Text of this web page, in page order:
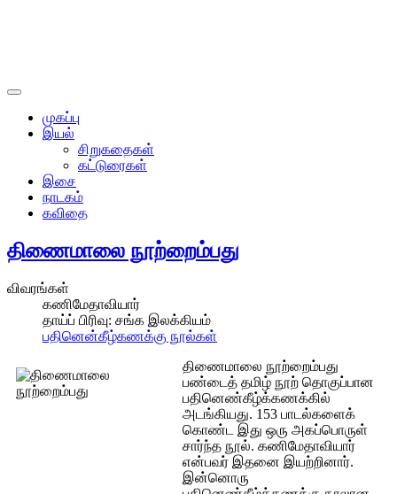
முகப்பு
இயல்
சிறுகதைகள்
கட்டுரைகள்
இசை
நாடகம்
கவிதை
திணைமாலை நூற்றைம்பது
விவரங்கள்
கணிமேதாவியார்
தாய்ப் பிரிவு: சங்க இலக்கியம்
பதினென்கீழ்கணக்கு நூல்கள்
திணைமாலை நூற்றைம்பது
பண்டைத் தமிழ் நூற் தொகுப்பான
பதினெண்கீழ்க்கணக்கில்
அடங்கியது. 153 பாடல்களைக்
கொண்ட இது ஒரு அகப்பொருள்
சார்ந்த நூல். கணிமேதாவியார்
என்பவர் இதனை இயற்றினார்.
இன்னொரு